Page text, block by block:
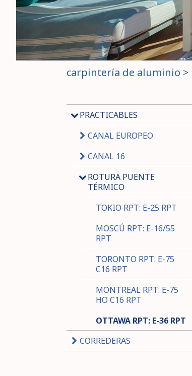
carpintería de aluminio >
PRACTICABLES
CANAL EUROPEO
CANAL 16
ROTURA PUENTE
TÉRMICO
TOKIO RPT: E-25 RPT
MOSCÚ RPT: E-16/55
RPT
TORONTO RPT: E-75
C16 RPT
MONTREAL RPT: E-75
HO C16 RPT
OTTAWA RPT: E-36 RPT
CORREDERAS